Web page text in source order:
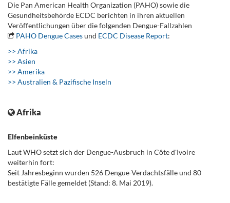
Die Pan American Health Organization (PAHO) sowie die
Gesundheitsbehörde ECDC berichten in ihren aktuellen
Veröffentlichungen über die folgenden Dengue-Fallzahlen
PAHO Dengue Casesund ECDC Disease Report:
>> Afrika
>> Asien
>> Amerika
>> Australien & Pazifische Inseln
Afrika
Elfenbeinküste
Laut WHO setzt sich der Dengue-Ausbruch in Côte d'Ivoire
weiterhin fort:
Seit Jahresbeginn wurden 526 Dengue-Verdachtsfälle und 80
bestätigte Fälle gemeldet (Stand: 8. Mai 2019).